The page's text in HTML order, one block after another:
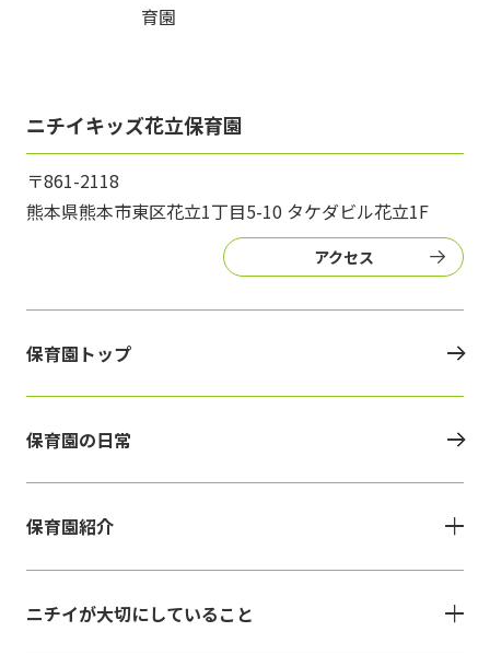
育園
ニチイキッズ花立保育園
〒861-2118
熊本県熊本市東区花立1丁目5-10 タケダビル花立1F
アクセス
保育園トップ
保育園の日常
保育園紹介
ニチイが大切にしていること